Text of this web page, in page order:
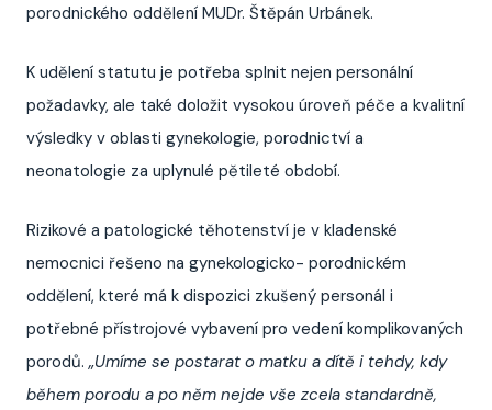
porodnického oddělení MUDr. Štěpán Urbánek.
K udělení statutu je potřeba splnit nejen personální
požadavky, ale také doložit vysokou úroveň péče a kvalitní
výsledky v oblasti gynekologie, porodnictví a
neonatologie za uplynulé pětileté období.
Rizikové a patologické těhotenství je v kladenské
nemocnici řešeno na gynekologicko- porodnickém
oddělení, které má k dispozici zkušený personál i
potřebné přístrojové vybavení pro vedení komplikovaných
porodů. „Umíme se postarat o matku a dítě i tehdy, kdy
během porodu a po něm nejde vše zcela standardně,